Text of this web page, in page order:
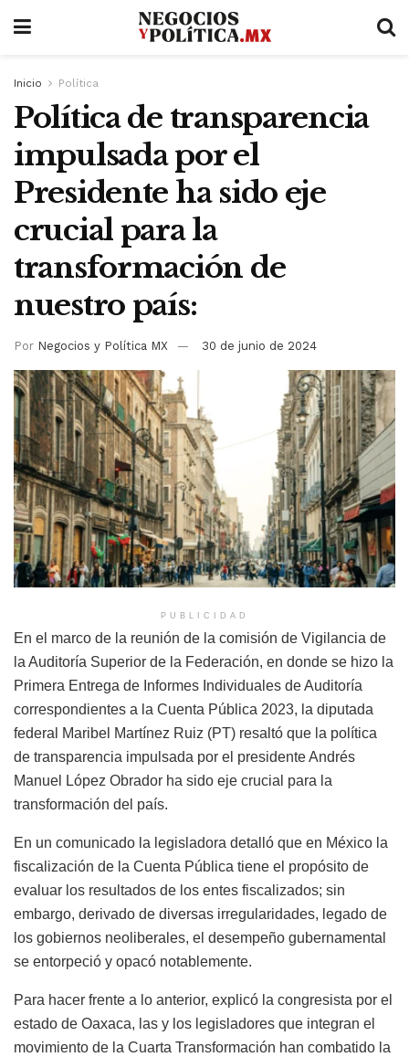
Inicio Política
Política de transparencia
impulsada por el
Presidente ha sido eje
crucial para la
transformación de
nuestro país:
Por Negocios y Política MX 30 de junio de 2024
PUBLICIDAD
En el marco de la reunión de la comisión de Vigilancia de
la Auditoría Superior de la Federación, en donde se hizo la
Primera Entrega de Informes Individuales de Auditoría
correspondientes a la Cuenta Pública 2023, la diputada
federal Maribel Martínez Ruiz (PT) resaltó que la política
de transparencia impulsada por el presidente Andrés
Manuel López Obrador ha sido eje crucial para la
transformación del país.
En un comunicado la legisladora detalló que en México la
fiscalización de la Cuenta Pública tiene el propósito de
evaluar los resultados de los entes fiscalizados; sin
embargo, derivado de diversas irregularidades, legado de
los gobiernos neoliberales, el desempeño gubernamental
se entorpeció y opacó notablemente.
Para hacer frente a lo anterior, explicó la congresista por el
estado de Oaxaca, las y los legisladores que integran el
movimiento de la Cuarta Transformación han combatido la